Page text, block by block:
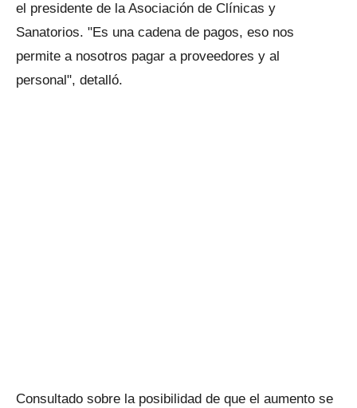
el presidente de la Asociación de Clínicas y
Sanatorios. "Es una cadena de pagos, eso nos
permite a nosotros pagar a proveedores y al
personal", detalló.
Consultado sobre la posibilidad de que el aumento se